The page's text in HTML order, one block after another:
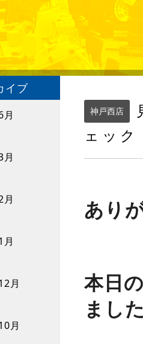
イブ
月
月
神戸西店
ェック
あり
本日
まし